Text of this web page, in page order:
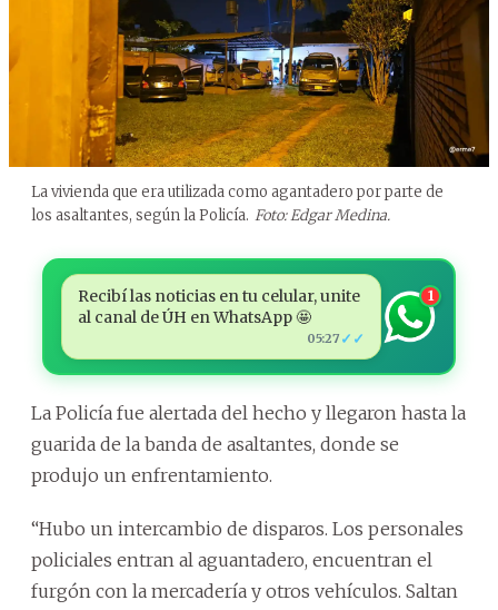
La vivienda que era utilizada como agantadero por parte de
los asaltantes, según la Policía. Foto: Edgar Medina.
Recibí las noticias en tu celular, unite
al canal de ÚH en WhatsApp 🤩
05:27 ✓✓
1
La Policía fue alertada del hecho y llegaron hasta la
guarida de la banda de asaltantes, donde se
produjo un enfrentamiento.
“Hubo un intercambio de disparos. Los personales
policiales entran al aguantadero, encuentran el
furgón con la mercadería y otros vehículos. Saltan